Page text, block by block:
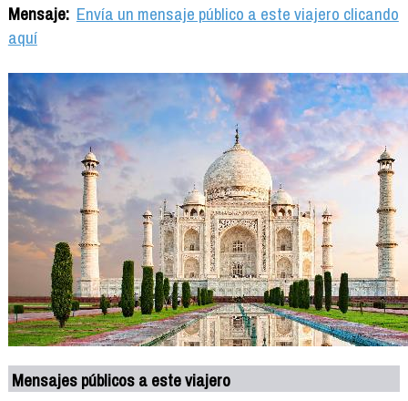
Mensaje: Envía un mensaje público a este viajero clicando
aquí
Mensajes públicos a este viajero